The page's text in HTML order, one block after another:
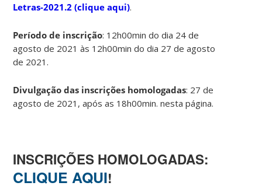
Letras-2021.2 (clique aqui).
Período de inscrição: 12h00min do dia 24 de
agosto de 2021 às 12h00min do dia 27 de agosto
de 2021.
Divulgação das inscrições homologadas: 27 de
agosto de 2021, após as 18h00min. nesta página.
INSCRIÇÕES HOMOLOGADAS:
CLIQUE AQUI!